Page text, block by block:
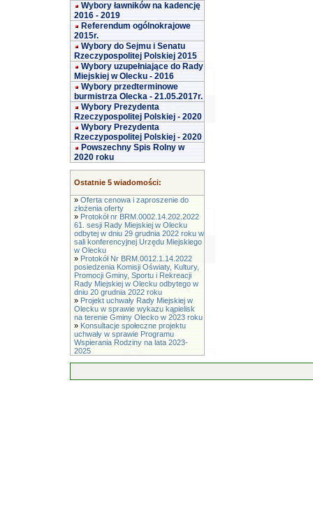
Wybory ławników na kadencję
2016 - 2019
Referendum ogólnokrajowe
2015r.
Wybory do Sejmu i Senatu
Rzeczypospolitej Polskiej 2015
Wybory uzupełniające do Rady
Miejskiej w Olecku - 2016
Wybory przedterminowe
burmistrza Olecka - 21.05.2017r.
Wybory Prezydenta
Rzeczypospolitej Polskiej - 2020
Wybory Prezydenta
Rzeczypospolitej Polskiej - 2020
Powszechny Spis Rolny w
2020 roku
Ostatnie 5 wiadomości:
» Oferta cenowa i zaproszenie do
złożenia oferty
» Protokół nr BRM.0002.14.202.2022
61. sesji Rady Miejskiej w Olecku
odbytej w dniu 29 grudnia 2022 roku w
sali konferencyjnej Urzędu Miejskiego
w Olecku
» Protokół Nr BRM.0012.1.14.2022
posiedzenia Komisji Oświaty, Kultury,
Promocji Gminy, Sportu i Rekreacji
Rady Miejskiej w Olecku odbytego w
dniu 20 grudnia 2022 roku
» Projekt uchwały Rady Miejskiej w
Olecku w sprawie wykazu kąpielisk
na terenie Gminy Olecko w 2023 roku
» Konsultacje społeczne projektu
uchwały w sprawie Programu
Wspierania Rodziny na lata 2023-
2025